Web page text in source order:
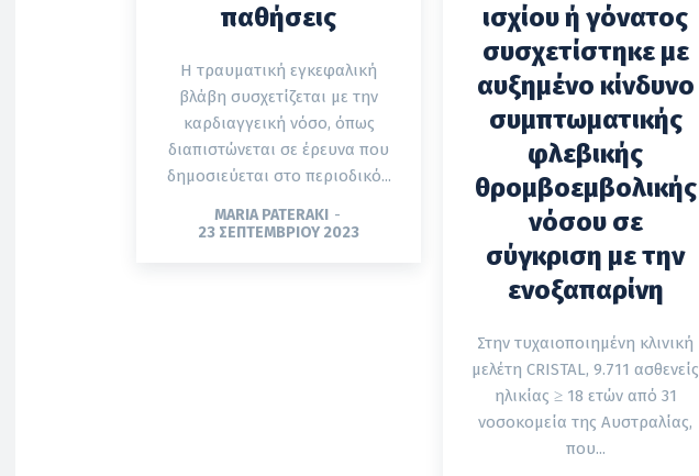
παθήσεις
Η τραυματική εγκεφαλική
βλάβη συσχετίζεται με την
καρδιαγγεική νόσο, όπως
διαπιστώνεται σε έρευνα που
δημοσιεύεται στο περιοδικό...
MARIA PATERAKI -
23 ΣΕΠΤΕΜΒΡΊΟΥ 2023
ισχίου ή γόνατος
συσχετίστηκε με
αυξημένο κίνδυνο
συμπτωματικής
φλεβικής
θρομβοεμβολικής
νόσου σε
σύγκριση με την
ενοξαπαρίνη
Στην τυχαιοποιημένη κλινική
μελέτη CRISTAL, 9.711 ασθενείς
ηλικίας ≥ 18 ετών από 31
νοσοκομεία της Αυστραλίας,
που...